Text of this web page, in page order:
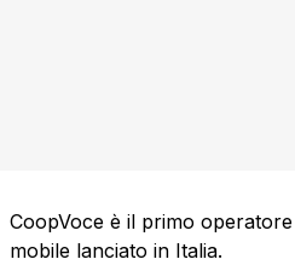
CoopVoce è il primo
mobile lanciato in Italia.